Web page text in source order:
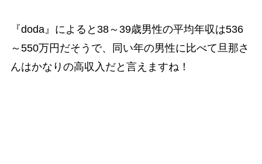
『doda』によると38～39歳男性の平均年収は536
～550万円だそうで、同い年の男性に比べて旦那さ
んはかなりの高収入だと言えますね！